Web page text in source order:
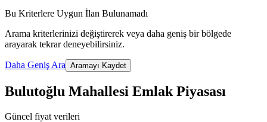
Bu Kriterlere Uygun İlan Bulunamadı
Arama kriterlerinizi değiştirerek veya daha geniş bir bölgede
arayarak tekrar deneyebilirsiniz.
Daha Geniş Ara Aramayı Kaydet
Bulutoğlu Mahallesi Emlak Piyasası
Güncel fiyat verileri